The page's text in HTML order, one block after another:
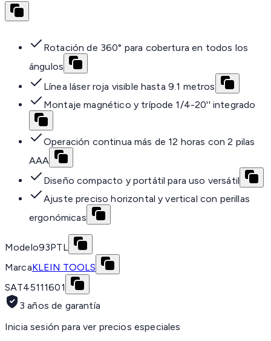
Rotación de 360° para cobertura en todos los
ángulos
Línea láser roja visible hasta 9.1 metros
Montaje magnético y trípode 1/4-20'' integrado
Operación continua más de 12 horas con 2 pilas
AAA
Diseño compacto y portátil para uso versátil
Ajuste preciso horizontal y vertical con perillas
ergonómicas
Modelo93PTL
MarcaKLEIN TOOLS
SAT45111601
3 años de garantía
Inicia sesión para ver precios especiales